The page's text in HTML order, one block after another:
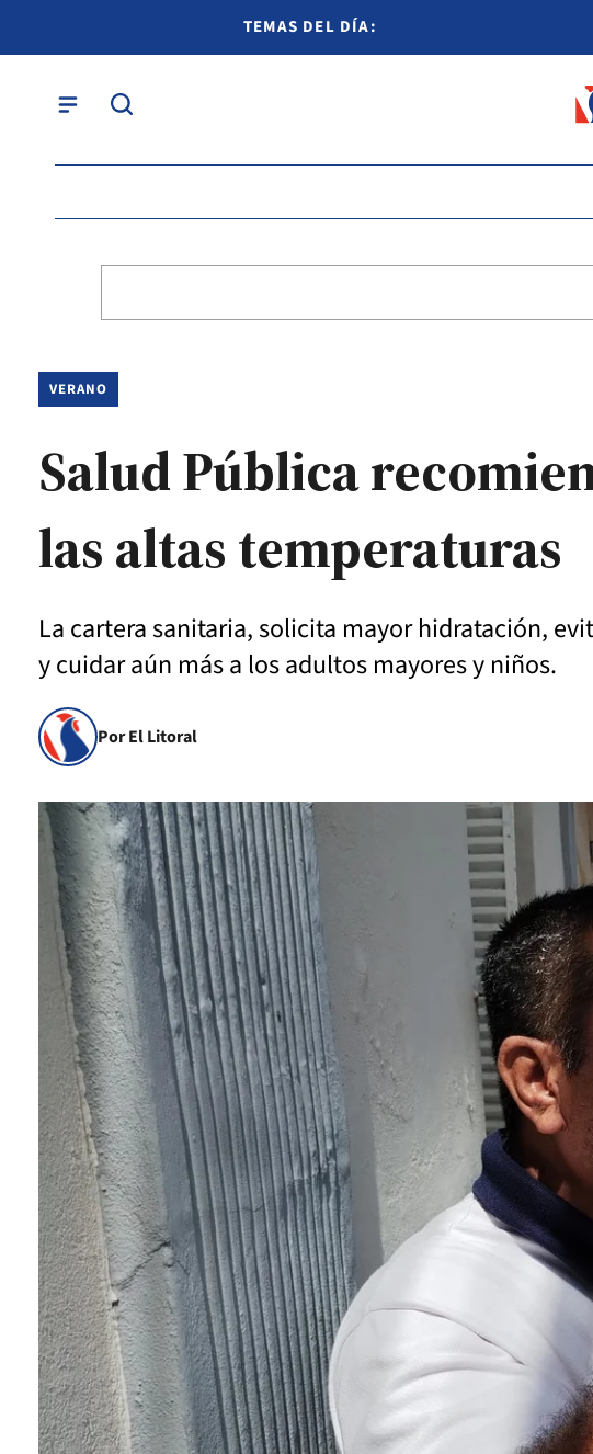
TEMAS DEL DÍA:
VERANO
Salud Pública
las altas temperaturas
La cartera sanitaria, solicita mayor hidratación,
y cuidar aún más a los adultos mayores y niños.
Por El Litoral